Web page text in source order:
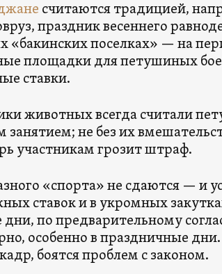
считаются традицией,
праздник весеннего
«бакинских поселках» — на
площадки для петушиных
ставки.
животных всегда считали
не без их
участникам грозит штраф.
«спорта» не сдаются — и
ставок и в укромных
по предварительному
особенно в праздничные
боятся проблем с законом.